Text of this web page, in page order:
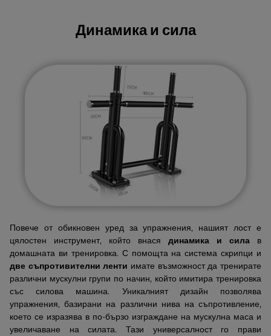
Динамика и сила
Повече от обикновен уред за упражнения, нашият лост е
цялостен инструмент, който внася динамика и сила в
домашната ви тренировка. С помощта на система скрипци и
две съпротивителни ленти имате възможност да тренирате
различни мускулни групи по начин, който имитира тренировка
със силова машина. Уникалният дизайн позволява
упражнения, базирани на различни нива на съпротивление,
което се изразява в по-бързо изграждане на мускулна маса и
увеличаване на силата. Тази универсалност го прави